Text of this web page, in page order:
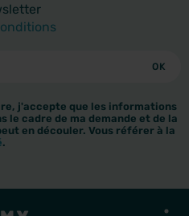
j'accepte que les informations
le cadre de ma demande et de la
en découler. Vous référer à la
.